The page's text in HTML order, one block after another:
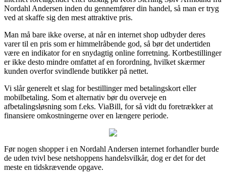
Nordahl Andersen inden du gennemfører din handel, så man er tryg
ved at skaffe sig den mest attraktive pris.
Man må bare ikke overse, at når en internet shop udbyder deres
varer til en pris som er himmelråbende god, så bør det undertiden
være en indikator for en snydagtig online forretning. Kortbestillinger
er ikke desto mindre omfattet af en forordning, hvilket skærmer
kunden overfor svindlende butikker på nettet.
Vi slår generelt et slag for bestillinger med betalingskort eller
mobilbetaling. Som et alternativ bør du overveje en
afbetalingsløsning som f.eks. ViaBill, for så vidt du foretrækker at
finansiere omkostningerne over en længere periode.
Før nogen shopper i en Nordahl Andersen internet forhandler burde
de uden tvivl bese netshoppens handelsvilkår, dog er det for det
meste en tidskrævende opgave.